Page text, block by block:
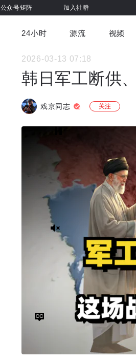
公众号矩阵 加入社群
车与出行
健康 书影音
24小时 源流 视频
虎嗅视界
2026-03-13 07:18
韩日军工断供
戏京同志 关注